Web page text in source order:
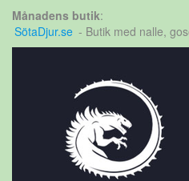
Månadens butik:
SötaDjur.se - Butik med nalle,